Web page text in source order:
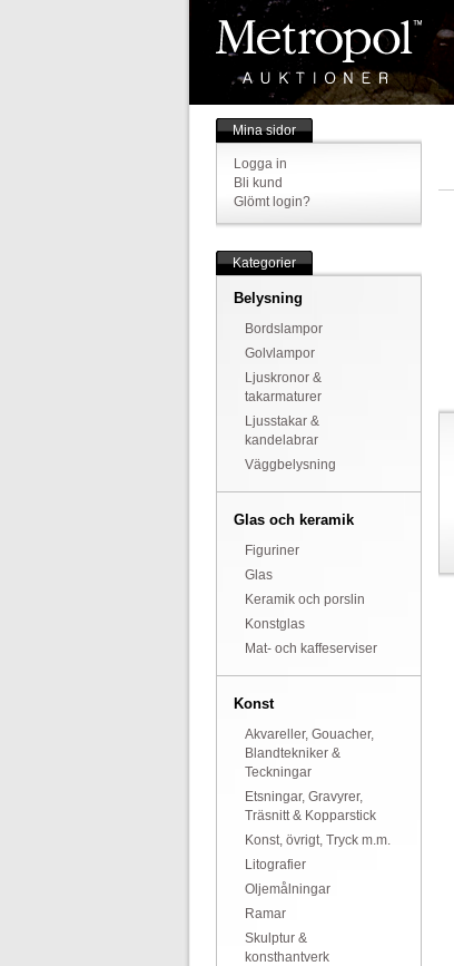
Mina sidor
Logga in
Bli kund
Glömt login?
Kategorier
Belysning
Bordslampor
Golvlampor
Ljuskronor &
takarmaturer
Ljusstakar &
kandelabrar
Väggbelysning
Glas och keramik
Figuriner
Glas
Keramik och porslin
Konstglas
Mat- och kaffeserviser
Konst
Akvareller, Gouacher,
Blandtekniker &
Teckningar
Etsningar, Gravyrer,
Träsnitt & Kopparstick
Konst, övrigt, Tryck m.m.
Litografier
Oljemålningar
Ramar
Skulptur &
konsthantverk